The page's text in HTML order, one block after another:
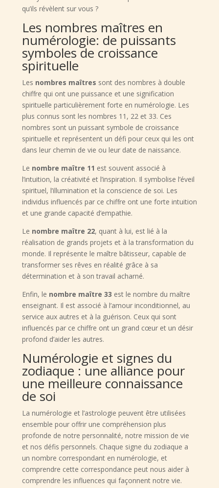
qu’ils révèlent sur vous ?
Les nombres maîtres en
numérologie: de puissants
symboles de croissance
spirituelle
Les nombres maîtres sont des nombres à double
chiffre qui ont une puissance et une signification
spirituelle particulièrement forte en numérologie. Les
plus connus sont les nombres 11, 22 et 33. Ces
nombres sont un puissant symbole de croissance
spirituelle et représentent un défi pour ceux qui les ont
dans leur chemin de vie ou leur date de naissance.
Le nombre maître 11 est souvent associé à
l’intuition, la créativité et l’inspiration. Il symbolise l’éveil
spirituel, l’illumination et la conscience de soi. Les
individus influencés par ce chiffre ont une forte intuition
et une grande capacité d’empathie.
Le nombre maître 22, quant à lui, est lié à la
réalisation de grands projets et à la transformation du
monde. Il représente le maître bâtisseur, capable de
transformer ses rêves en réalité grâce à sa
détermination et à son travail acharné.
Enfin, le nombre maître 33 est le nombre du maître
enseignant. Il est associé à l’amour inconditionnel, au
service aux autres et à la guérison. Ceux qui sont
influencés par ce chiffre ont un grand cœur et un désir
profond d’aider les autres.
Numérologie et signes du
zodiaque : une alliance pour
une meilleure connaissance
de soi
La numérologie et l’astrologie peuvent être utilisées
ensemble pour offrir une compréhension plus
profonde de notre personnalité, notre mission de vie
et nos défis personnels. Chaque signe du zodiaque a
un nombre correspondant en numérologie, et
comprendre cette correspondance peut nous aider à
comprendre les influences qui façonnent notre vie.